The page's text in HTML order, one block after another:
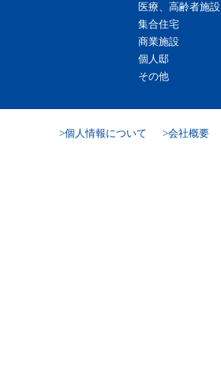
医療、高齢者施設
集合住宅
商業施設
個人邸
その他
個人情報について 会社概要